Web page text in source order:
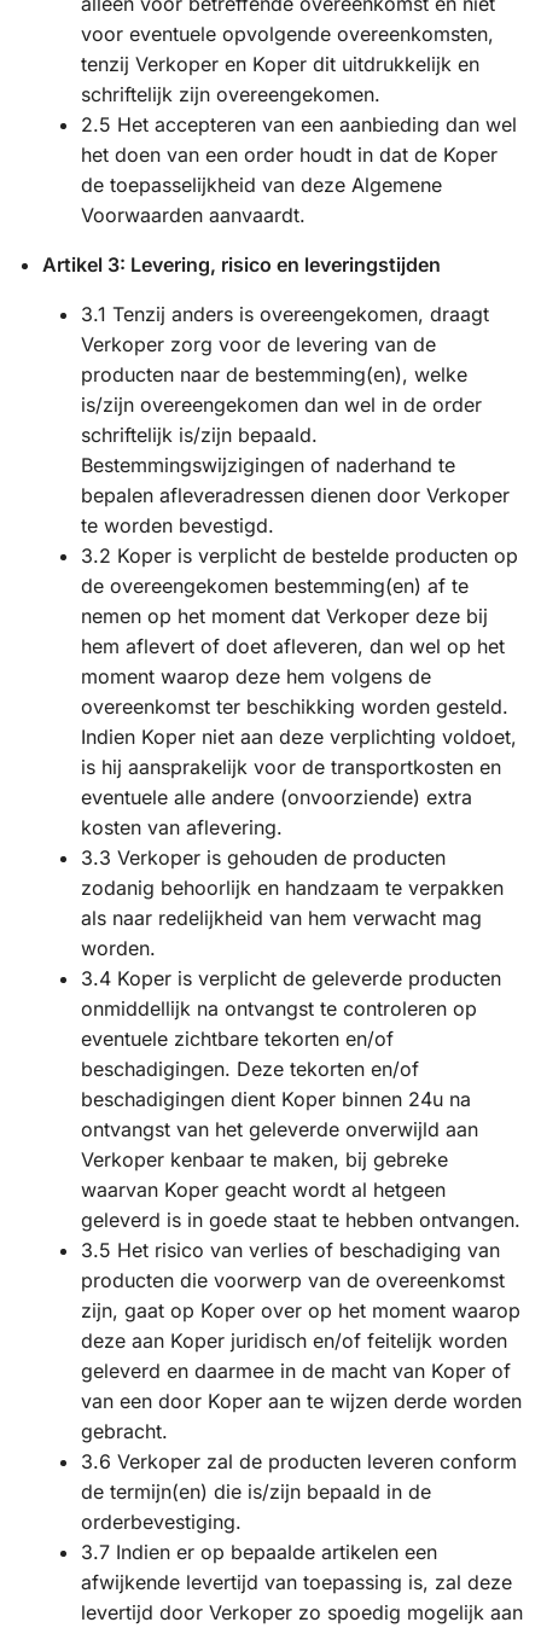
voor eventuele opvolgende overeenkomsten,
tenzij Verkoper en Koper dit uitdrukkelijk en
schriftelijk zijn overeengekomen.
2.5 Het accepteren van een aanbieding dan wel
het doen van een order houdt in dat de Koper
de toepasselijkheid van deze Algemene
Voorwaarden aanvaardt.
Artikel 3: Levering, risico en leveringstijden
3.1 Tenzij anders is overeengekomen, draagt
Verkoper zorg voor de levering van de
producten naar de bestemming(en), welke
is/zijn overeengekomen dan wel in de order
schriftelijk is/zijn bepaald.
Bestemmingswijzigingen of naderhand te
bepalen afleveradressen dienen door Verkoper
te worden bevestigd.
3.2 Koper is verplicht de bestelde producten op
de overeengekomen bestemming(en) af te
nemen op het moment dat Verkoper deze bij
hem aflevert of doet afleveren, dan wel op het
moment waarop deze hem volgens de
overeenkomst ter beschikking worden gesteld.
Indien Koper niet aan deze verplichting voldoet,
is hij aansprakelijk voor de transportkosten en
eventuele alle andere (onvoorziende) extra
kosten van aflevering.
3.3 Verkoper is gehouden de producten
zodanig behoorlijk en handzaam te verpakken
als naar redelijkheid van hem verwacht mag
worden.
3.4 Koper is verplicht de geleverde producten
onmiddellijk na ontvangst te controleren op
eventuele zichtbare tekorten en/of
beschadigingen. Deze tekorten en/of
beschadigingen dient Koper binnen 24u na
ontvangst van het geleverde onverwijld aan
Verkoper kenbaar te maken, bij gebreke
waarvan Koper geacht wordt al hetgeen
geleverd is in goede staat te hebben ontvangen.
3.5 Het risico van verlies of beschadiging van
producten die voorwerp van de overeenkomst
zijn, gaat op Koper over op het moment waarop
deze aan Koper juridisch en/of feitelijk worden
geleverd en daarmee in de macht van Koper of
van een door Koper aan te wijzen derde worden
gebracht.
3.6 Verkoper zal de producten leveren conform
de termijn(en) die is/zijn bepaald in de
orderbevestiging.
3.7 Indien er op bepaalde artikelen een
afwijkende levertijd van toepassing is, zal deze
levertijd door Verkoper zo spoedig mogelijk aan